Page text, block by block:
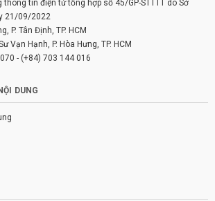
thông tin điện tử tổng hợp số 45/GP-STTTT do Sở
21/09/2022
P. Tân Định, TP. HCM
Vạn Hạnh, P. Hòa Hưng, TP. HCM
- (+84) 703 144 016
DUNG